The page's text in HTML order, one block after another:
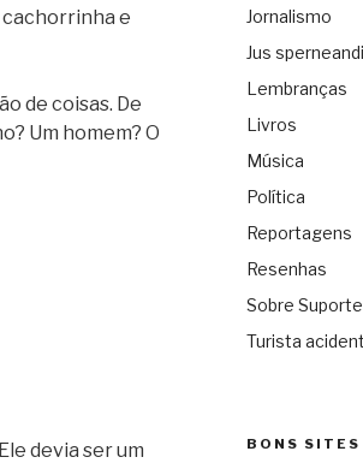
cachorrinha e
de coisas. De
Um homem? O
devia ser um
Jornalismo
Jus sperneandi
Lembranças
Livros
Música
Política
Reportagens
Resenhas
Sobre
Turista
BONS SITES